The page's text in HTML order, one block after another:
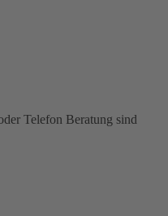
Telefon Beratung sind